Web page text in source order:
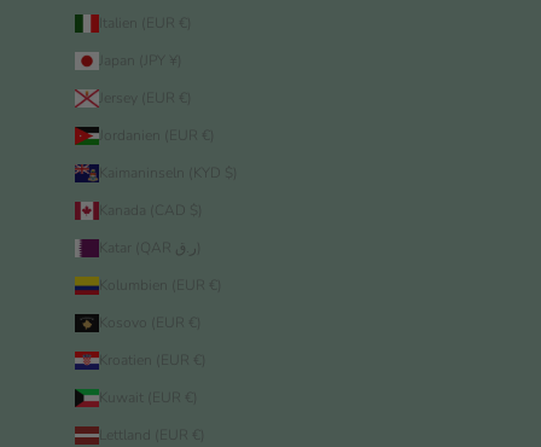
Italien (EUR €)
Japan (JPY ¥)
Jersey (EUR €)
Jordanien (EUR €)
Kaimaninseln (KYD $)
Kanada (CAD $)
Kolumbien (EUR €)
Kroatien (EUR €)
Kuwait (EUR €)
Lettland (EUR €)